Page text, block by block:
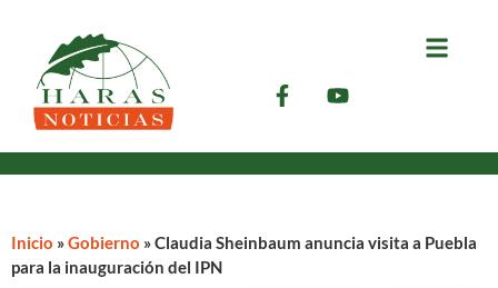
Inicio »Gobierno »Claudia Sheinbaum anuncia visita a Puebla
para la inauguración del IPN